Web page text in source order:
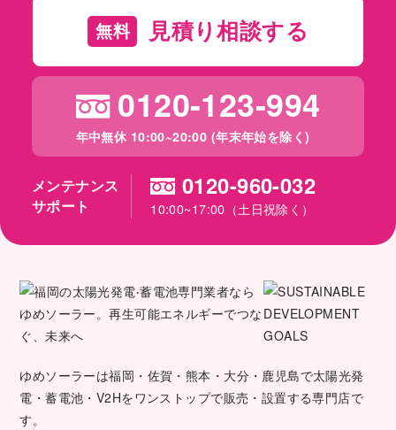
無料 見積り相談する
0120-123-994
年中無休 10:00~20:00 (年末年始を除く)
メンテナンス
サポート
0120-960-032
10:00~17:00（土日祝除く）
ゆめソーラーは福岡・佐賀・熊本・大分・鹿児島で太陽光発
電・蓄電池・V2Hをワンストップで販売・設置する専門店で
す。